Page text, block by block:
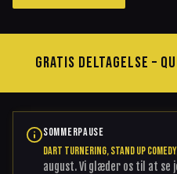
GRATIS DELTAGELSE –
SOMMERPAUSE
Dart Turnering, Stand Up
august. Vi glæder os til at se